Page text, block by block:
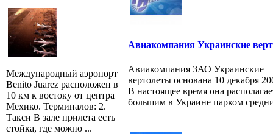
Международный аэропорт
Benito Juarez расположен в
10 км к востоку от центра
Мехико. Терминалов: 2.
Такси В зале прилета есть
стойка, где можно ...
Авиакомпания Украинские
Авиакомпания ЗАО Украинские
вертолеты основана 10 декабря
В настоящее время она
большим в Украине парком